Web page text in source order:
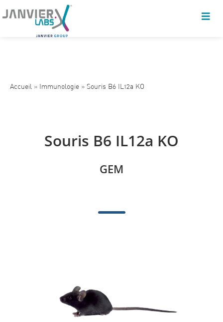
Accueil » Immunologie » Souris B6 IL12a KO
Souris B6 IL12a KO
GEM